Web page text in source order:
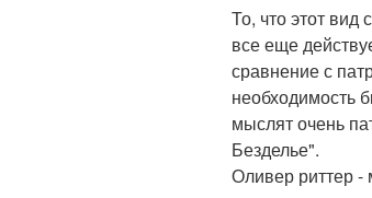
То, что этот
все еще
сравнение с
необходимость
мыслят очень
Безделье".
Оливер риттер -